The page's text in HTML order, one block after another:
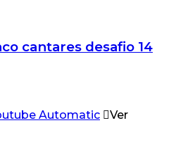
cantares desafio 14
Ver